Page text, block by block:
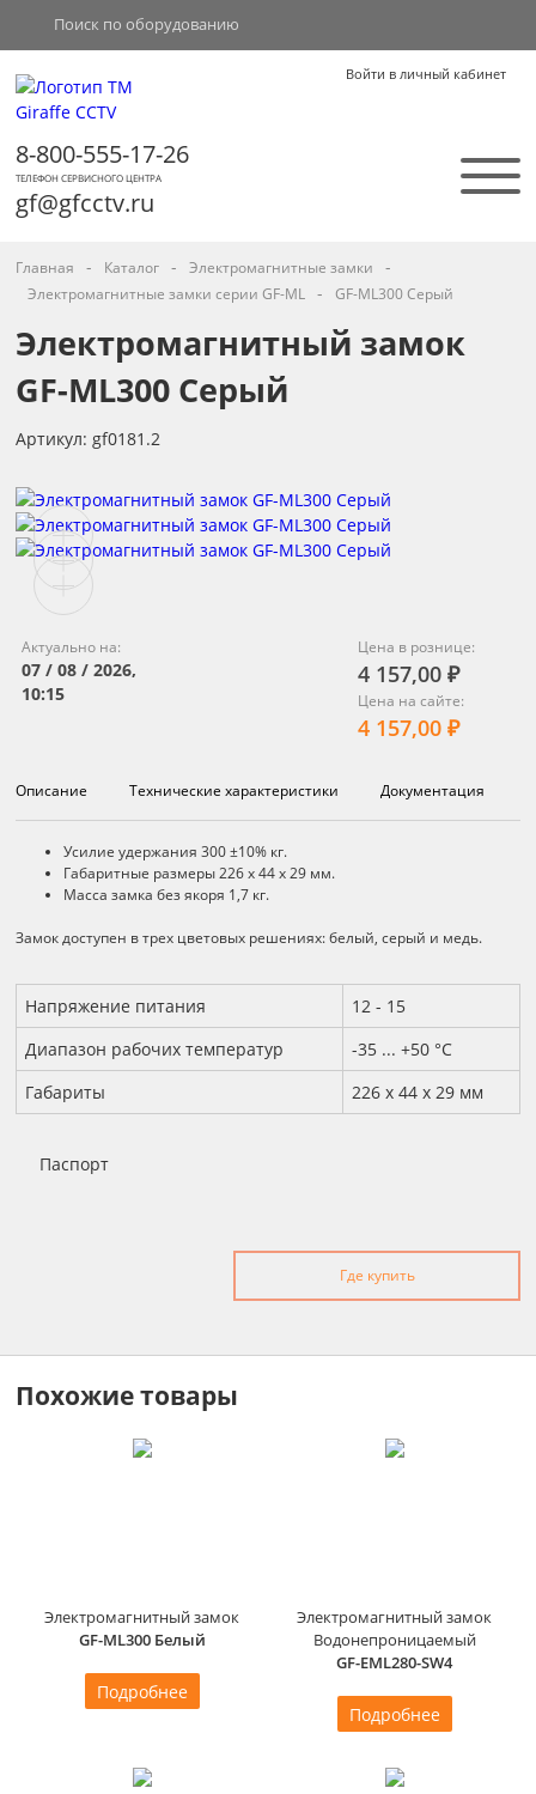
Войти в личный кабинет
8-800-555-17-26
ТЕЛЕФОН СЕРВИСНОГО ЦЕНТРА
gf@gfcctv.ru
Главная - Каталог - Электромагнитные замки -
Электромагнитные замки серии GF-ML - GF-ML300 Серый
Электромагнитный замок
GF-ML300 Серый
Артикул: gf0181.2
Актуально на:
07 / 08 / 2026,
10:15
Цена в рознице:
4 157,00 ₽
Цена на сайте:
4 157,00 ₽
Описание Технические характеристики Документация
Описание
Усилие удержания 300 ±10% кг.
Габаритные размеры 226 х 44 х 29 мм.
Масса замка без якоря 1,7 кг.
Замок доступен в трех цветовых решениях: белый, серый и медь.
Технические характеристики
Напряжение питания
12 - 15
Диапазон рабочих температур
-35 ... +50 °С
Габариты
226 x 44 x 29 мм
Паспорт
Где купить
Похожие товары
Электромагнитный замок
GF-ML300 Белый
Подробнее
Электромагнитный замок
Водонепроницаемый
GF-EML280-SW4
Подробнее